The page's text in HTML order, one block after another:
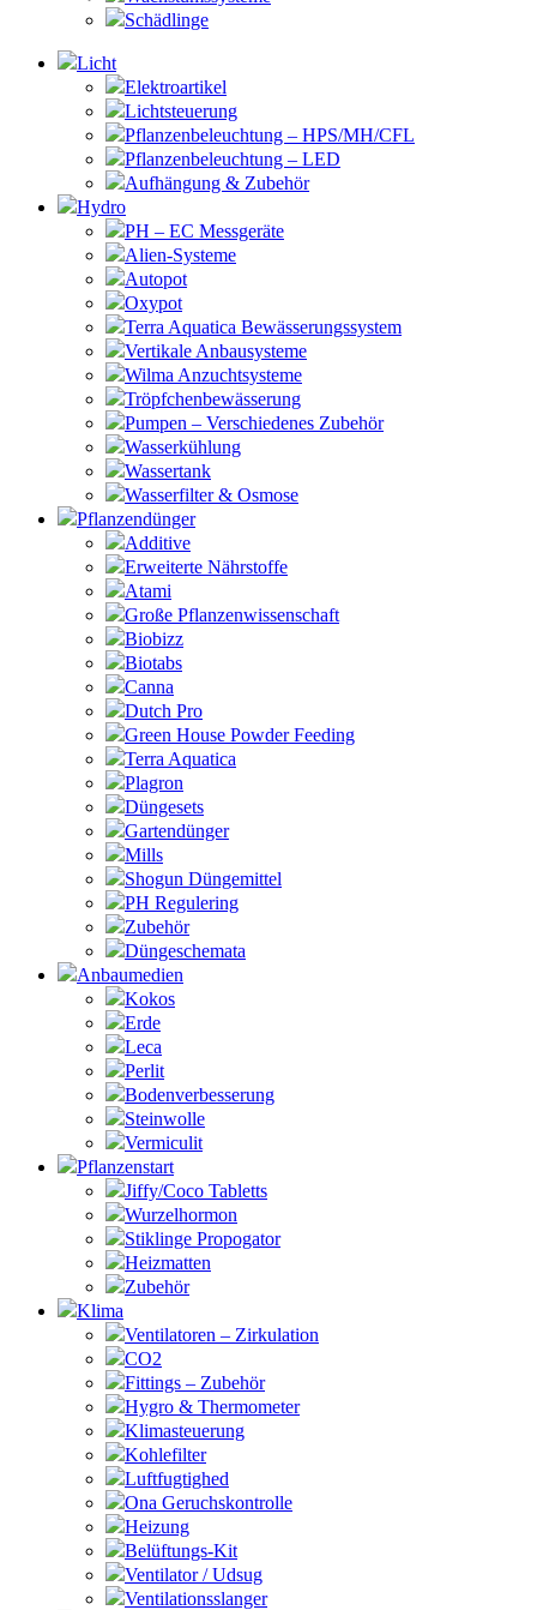
Schädlinge
Licht
Elektroartikel
Lichtsteuerung
Pflanzenbeleuchtung – HPS/MH/CFL
Pflanzenbeleuchtung – LED
Aufhängung & Zubehör
Hydro
PH – EC Messgeräte
Alien-Systeme
Autopot
Oxypot
Terra Aquatica Bewässerungssystem
Vertikale Anbausysteme
Wilma Anzuchtsysteme
Tröpfchenbewässerung
Pumpen – Verschiedenes Zubehör
Wasserkühlung
Wassertank
Wasserfilter & Osmose
Pflanzendünger
Additive
Erweiterte Nährstoffe
Atami
Große Pflanzenwissenschaft
Biobizz
Biotabs
Canna
Dutch Pro
Green House Powder Feeding
Terra Aquatica
Plagron
Düngesets
Gartendünger
Mills
Shogun Düngemittel
PH Regulering
Zubehör
Düngeschemata
Anbaumedien
Kokos
Erde
Leca
Perlit
Bodenverbesserung
Steinwolle
Vermiculit
Pflanzenstart
Jiffy/Coco Tabletts
Wurzelhormon
Stiklinge Propogator
Heizmatten
Zubehör
Klima
Ventilatoren – Zirkulation
CO2
Fittings – Zubehör
Hygro & Thermometer
Klimasteuerung
Kohlefilter
Luftfugtighed
Ona Geruchskontrolle
Heizung
Belüftungs-Kit
Ventilator / Udsug
Ventilationsslanger